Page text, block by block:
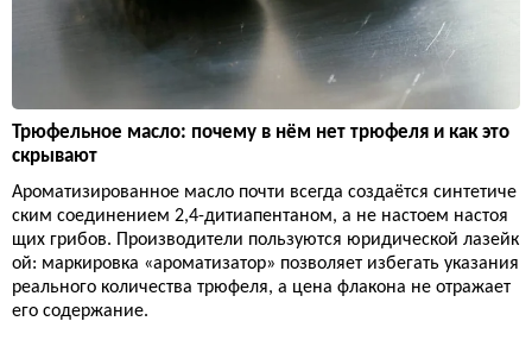
Трюфельное масло: почему в нём нет трюфеля и как это
скрывают
Ароматизированное масло почти всегда создаётся синтетиче
ским соединением 2,4-дитиапентаном, а не настоем настоя
щих грибов. Производители пользуются юридической лазейк
ой: маркировка «ароматизатор» позволяет избегать указания
реального количества трюфеля, а цена флакона не отражает
его содержание.